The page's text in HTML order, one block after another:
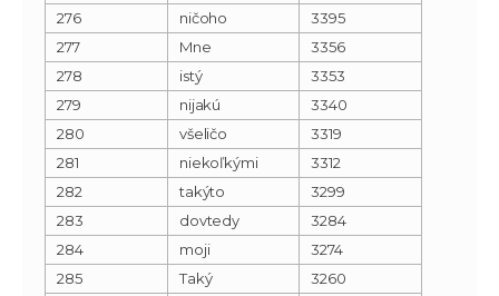
276
ničoho
3395
277
Mne
3356
278
istý
3353
279
nijakú
3340
280
všeličo
3319
281
niekoľkými
3312
282
takýto
3299
283
dovtedy
3284
284
moji
3274
285
Taký
3260